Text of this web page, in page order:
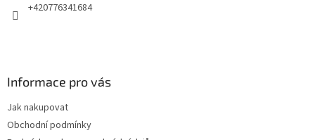
+420776341684
Informace pro vás
Jak nakupovat
Obchodní podmínky